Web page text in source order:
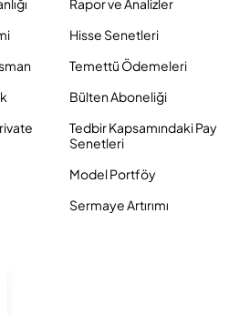
Rapor ve Analizler
Hisse Senetleri
Temettü Ödemeleri
Bülten Aboneliği
Tedbir Kapsamındaki Pay
Senetleri
Model Portföy
Sermaye Artırımı